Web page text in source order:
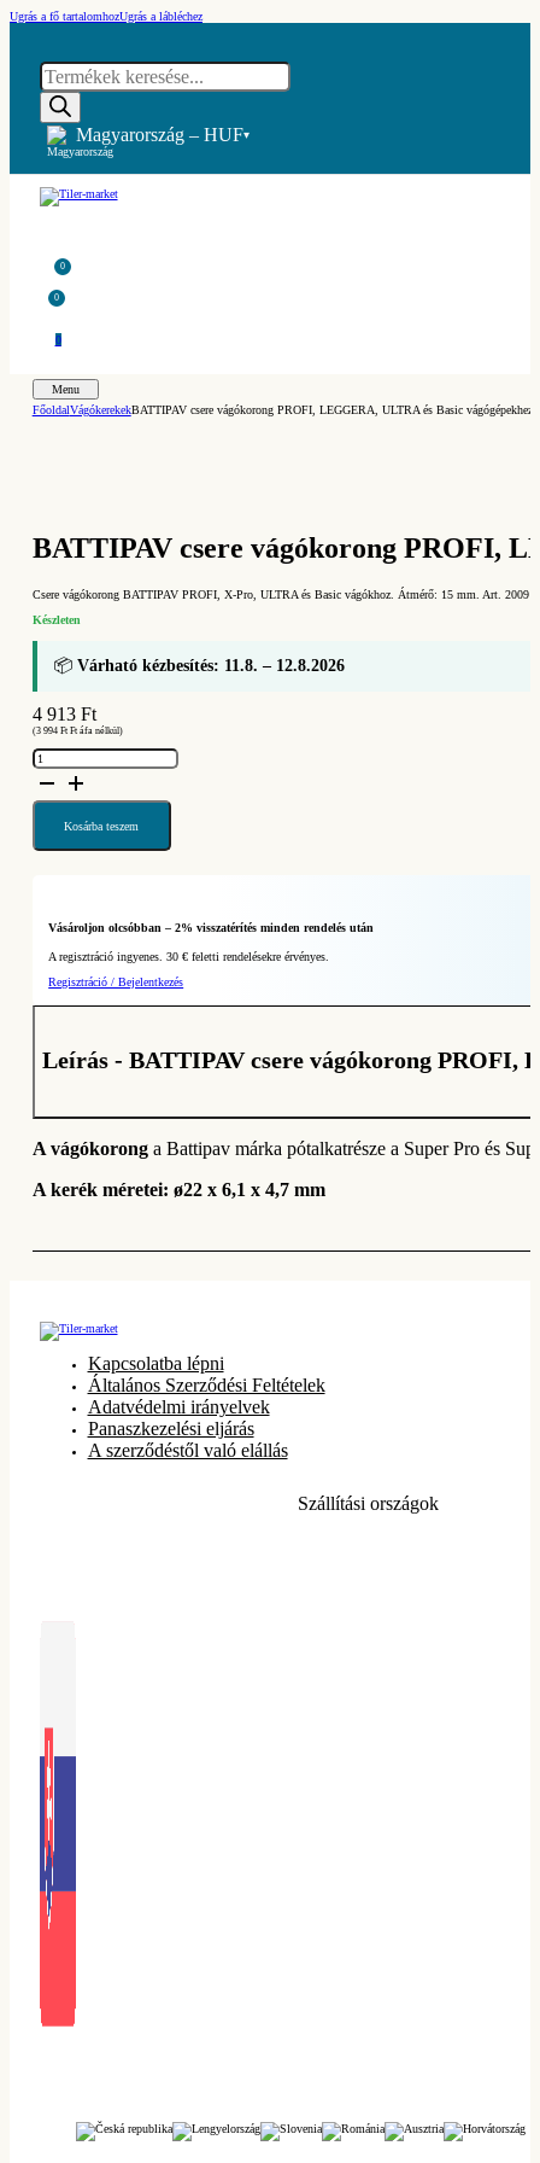
Ugrás a fő tartalomhozUgrás a lábléchez
Products
search
Magyarország – HUF▾
0
0
0
Menu
FőoldalVágókerekekBATTIPAV csere vágókorong PROFI, LEGGERA, ULTRA és Basic vágógépekhez
BATTIPAV csere vágókorong PROFI,
Csere vágókorong BATTIPAV PROFI, X-Pro, ULTRA és Basic vágókhoz. Átmérő: 15 mm. Art. 2009
Készleten
📦 Várható kézbesítés: 11.8. – 12.8.2026
4 913 Ft
(3 994 FtFt áfa nélkül)
BATTIPAV
csere
vágókorong
LEGGERA,
ULTRA
Basic
Kosárba teszem
Vásároljon olcsóbban – 2% visszatérítés minden rendelés után
A regisztráció ingyenes. 30 € feletti rendelésekre érvényes.
Regisztráció / Bejelentkezés
Leírás - BATTIPAV csere vágókorong PROFI,
A vágókoronga Battipav márka pótalkatrésze a Super Pro és
A kerék méretei: ø22 x 6,1 x 4,7 mm
Kapcsolatba lépni
Általános Szerződési Feltételek
Adatvédelmi irányelvek
Panaszkezelési eljárás
A szerződéstől való elállás
Szállítási országok